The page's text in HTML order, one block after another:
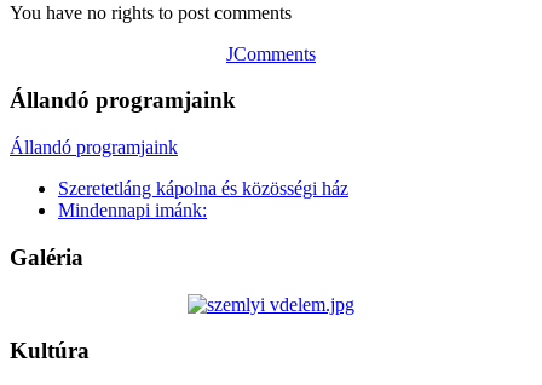
You have no rights to post comments
JComments
Állandó programjaink
Állandó programjaink
Szeretetláng kápolna és közösségi ház
Mindennapi imánk:
Galéria
Kultúra